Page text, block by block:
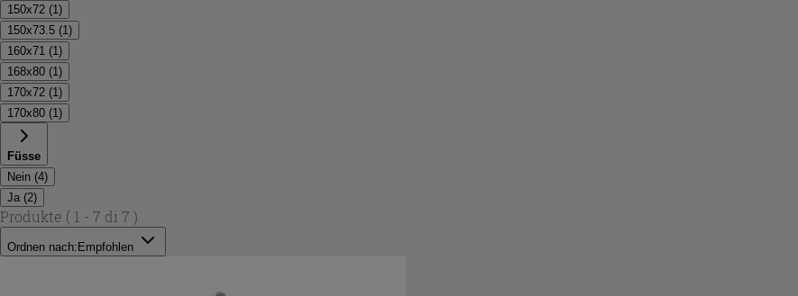
150x72 (1 )
150x73.5 (1 )
160x71 (1 )
168x80 (1 )
170x72 (1 )
170x80 (1 )
Füsse
Nein (4)
Ja (2)
Produkte ( 1 - 7 di 7 )
Ordnen nach: Empfohlen